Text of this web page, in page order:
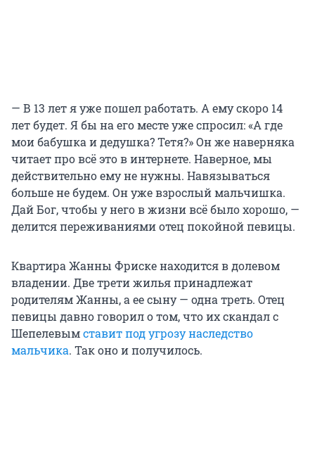
— В 13 лет я уже пошел работать. А ему скоро 14
лет будет. Я бы на его месте уже спросил: «А где
мои бабушка и дедушка? Тетя?» Он же наверняка
читает про всё это в интернете. Наверное, мы
действительно ему не нужны. Навязываться
больше не будем. Он уже взрослый мальчишка.
Дай Бог, чтобы у него в жизни всё было хорошо, —
делится переживаниями отец покойной певицы.
Квартира Жанны Фриске находится в долевом
владении. Две трети жилья принадлежат
родителям Жанны, а ее сыну — одна треть. Отец
певицы давно говорил о том, что их скандал с
Шепелевымставит под угрозу наследство
мальчика. Так оно и получилось.